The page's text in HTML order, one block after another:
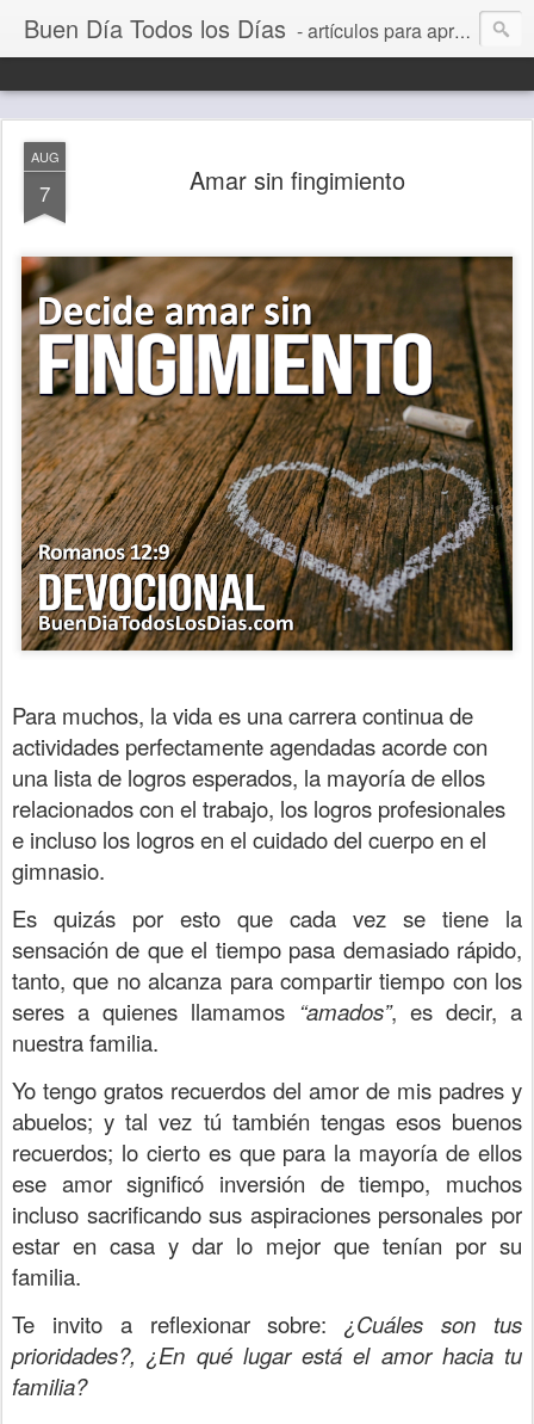
Buen Día Todos los Días - artículos para aprender a vivir mejor, un día a la vez. Por Juan C Quintero
AUG
7 Amar sin fingimiento
Para muchos, la vida es una carrera continua de
actividades perfectamente agendadas acorde con
una lista de logros esperados, la mayoría de ellos
relacionados con el trabajo, los logros profesionales
e incluso los logros en el cuidado del cuerpo en el
gimnasio.
Es quizás por esto que cada vez se tiene la
sensación de que el tiempo pasa demasiado rápido,
tanto, que no alcanza para compartir tiempo con los
seres a quienes llamamos “amados”, es decir, a
nuestra familia.
Yo tengo gratos recuerdos del amor de mis padres y
abuelos; y tal vez tú también tengas esos buenos
recuerdos; lo cierto es que para la mayoría de ellos
ese amor significó inversión de tiempo, muchos
incluso sacrificando sus aspiraciones personales por
estar en casa y dar lo mejor que tenían por su
familia.
Te invito a reflexionar sobre: ¿Cuáles son tus
prioridades?, ¿En qué lugar está el amor hacia tu
familia?